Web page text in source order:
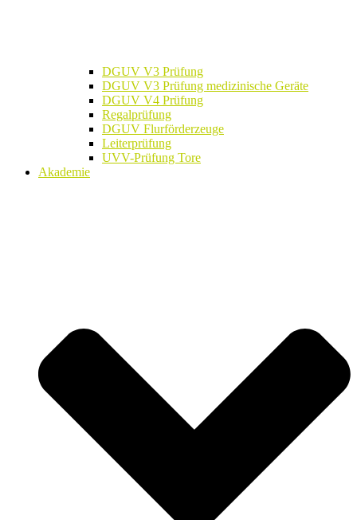
DGUV V3 Prüfung
DGUV V3 Prüfung medizinische Geräte
DGUV V4 Prüfung
Regalprüfung
DGUV Flurförderzeuge
Leiterprüfung
UVV-Prüfung Tore
Akademie